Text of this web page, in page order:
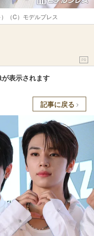
（C）モデルプレス
PR
表示されます
記事に戻る